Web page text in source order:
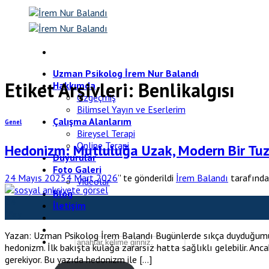
content
Uzman Psikolog İrem Nur Balandı
Hakkımda
Özgeçmiş
Bilimsel Yayın ve Eserlerim
Çalışma Alanlarım
Bireysel Terapi
Online Terapi
Duyurular
Foto Galeri
Videolar
Blog
İletişim
Etiket Arşivleri: Benlikalgısı
Genel
Hedonizm: Mutluluğa Uzak, Modern Bir
24 Mayıs 20254 Mart 2026’' te gönderildi İrem Balandı
Yazan: Uzman Psikolog İrem Balandı Bugünlerde sıkça
hedonizm. İlk bakışta kulağa zararsız hatta sağlıklı gelebilir.
gerekiyor. Bu yazıda hedonizm ile […]